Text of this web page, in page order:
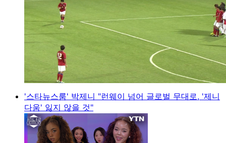
'스타뉴스룸' 박제니 "런웨이 넘어 글로벌 무대로, '제니
다움' 잃지 않을 것"